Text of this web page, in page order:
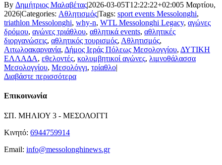
By Δημήτριος Μαλαβέτας|2026-03-05T12:22:22+02:005 Μαρτίου,
2026|Categories: Αθλητισμός|Tags: sport events Messolonghi,
triathlon Messolonghi, why-n, WTL Messolonghi Legacy, αγώνες
δρόμου, αγώνες τριάθλου, αθλητικά events, αθλητικές
διοργανώσεις, αθλητικός τουρισμός, Αθλητισμός,
Αιτωλοακαρνανία, Δήμος Ιεράς Πόλεως Μεσολογγίου, ΔΥΤΙΚΗ
ΕΛΛΑΔΑ, εθελοντές, κολυμβητικοί αγώνες, λιμνοθάλασσα
Μεσολογγίου, Μεσολόγγι, τρίαθλο|
Διαβάστε περισσότερα
Επικοινωνία
ΣΠ. ΜΗΛΙΟΥ 3 - ΜΕΣΟΛΟΓΓΙ
Κινητό: 6944759914
Email: info@messolonghinews.gr